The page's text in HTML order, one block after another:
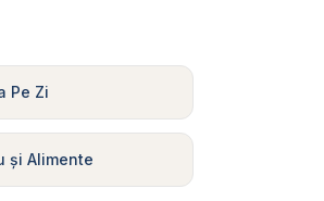
Pe Zi
și Alimente